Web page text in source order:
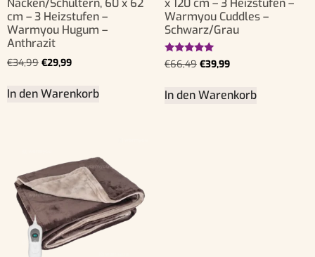
Nacken/Schultern, 60 x 62
cm – 3 Heizstufen –
Warmyou Hugum –
Anthrazit
€34,99 €29,99
In den Warenkorb
x 120 cm – 3 Heizstufen –
Warmyou Cuddles –
Schwarz/Grau
Bewertet
mit
von 5
€66,49 €39,99
In den Warenkorb